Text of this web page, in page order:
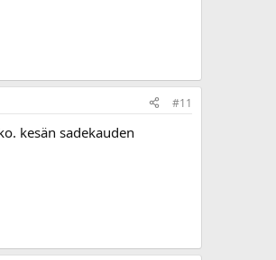
#11
kesän sadekauden